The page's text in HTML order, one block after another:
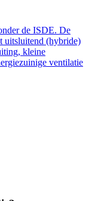
de ISDE. De
uitsluitend (hybride)
kleine
ventilatie